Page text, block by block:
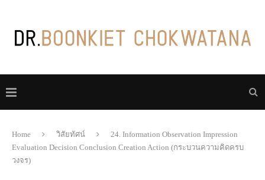
Home วิสัยทัศน์
24. Information Observation Impression
Evaluation Decision Conclusion Creation Action (กระบวนความคิดครบ
วงจร)